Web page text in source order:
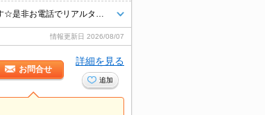
情報更新日 2026/08/07
お問合せ
詳細を見る
追加